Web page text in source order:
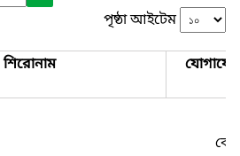
পৃষ্ঠা আইটেম
শিরোনাম